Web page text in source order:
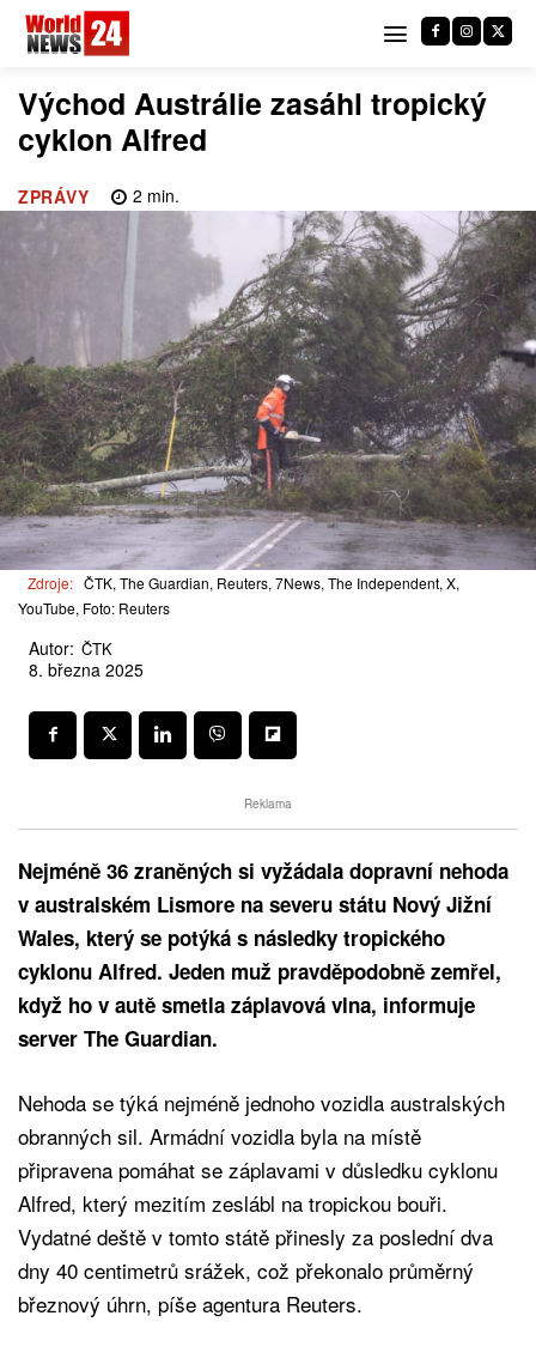
Východ Austrálie zasáhl tropický
cyklon Alfred
ZPRÁVY 2 min.
Zdroje: ČTK, The Guardian, Reuters, 7News, The Independent, X,
YouTube, Foto: Reuters
Autor: ČTK
8. března 2025
Reklama
Nejméně 36 zraněných si vyžádala dopravní nehoda
v australském Lismore na severu státu Nový Jižní
Wales, který se potýká s následky tropického
cyklonu Alfred. Jeden muž pravděpodobně zemřel,
když ho v autě smetla záplavová vlna, informuje
server The Guardian.
Nehoda se týká nejméně jednoho vozidla australských
obranných sil. Armádní vozidla byla na místě
připravena pomáhat se záplavami v důsledku cyklonu
Alfred, který mezitím zeslábl na tropickou bouři.
Vydatné deště v tomto státě přinesly za poslední dva
dny 40 centimetrů srážek, což překonalo průměrný
březnový úhrn, píše agentura Reuters.